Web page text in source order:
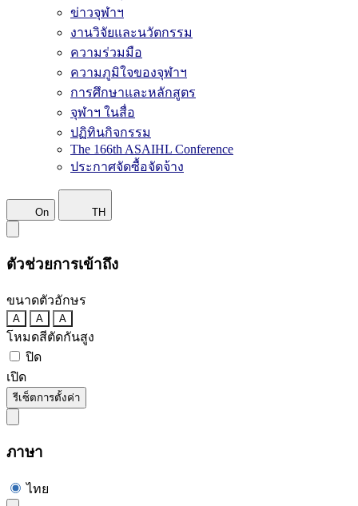
ข่าวจุฬาฯ
งานวิจัยและนวัตกรรม
ความร่วมมือ
ความภูมิใจของจุฬาฯ
การศึกษาและหลักสูตร
จุฬาฯ ในสื่อ
ปฏิทินกิจกรรม
The 166th ASAIHL Conference
ประกาศจัดซื้อจัดจ้าง
On TH
ตัวช่วยการเข้าถึง
ขนาดตัวอักษร
A A A
โหมดสีตัดกันสูง
ปิด
เปิด
รีเซ็ตการตั้งค่า
ภาษา
ไทย